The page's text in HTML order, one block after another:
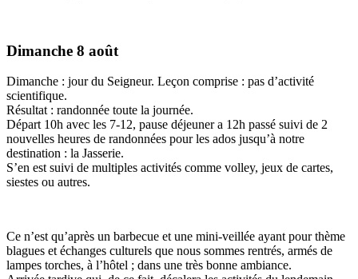
Dimanche 8 août
Dimanche : jour du Seigneur. Leçon comprise : pas d’activité
scientifique.
Résultat : randonnée toute la journée.
Départ 10h avec les 7-12, pause déjeuner a 12h passé suivi de 2
nouvelles heures de randonnées pour les ados jusqu’à notre
destination : la Jasserie.
S’en est suivi de multiples activités comme volley, jeux de cartes,
siestes ou autres.
Ce n’est qu’après un barbecue et une mini-veillée ayant pour thème
blagues et échanges culturels que nous sommes rentrés, armés de
lampes torches, à l’hôtel ; dans une très bonne ambiance.